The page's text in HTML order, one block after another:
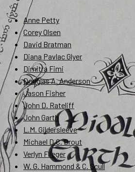
Anne Petty
Corey Olsen
David Bratman
Diana Pavlac Glyer
Dimitra Fimi
Douglas A. Anderson
Jason Fisher
John D. Rateliff
John Garth
L.M. Gildersleeve
Michael D.C. Drout
Verlyn Flieger
W. G. Hammond & C. Scull